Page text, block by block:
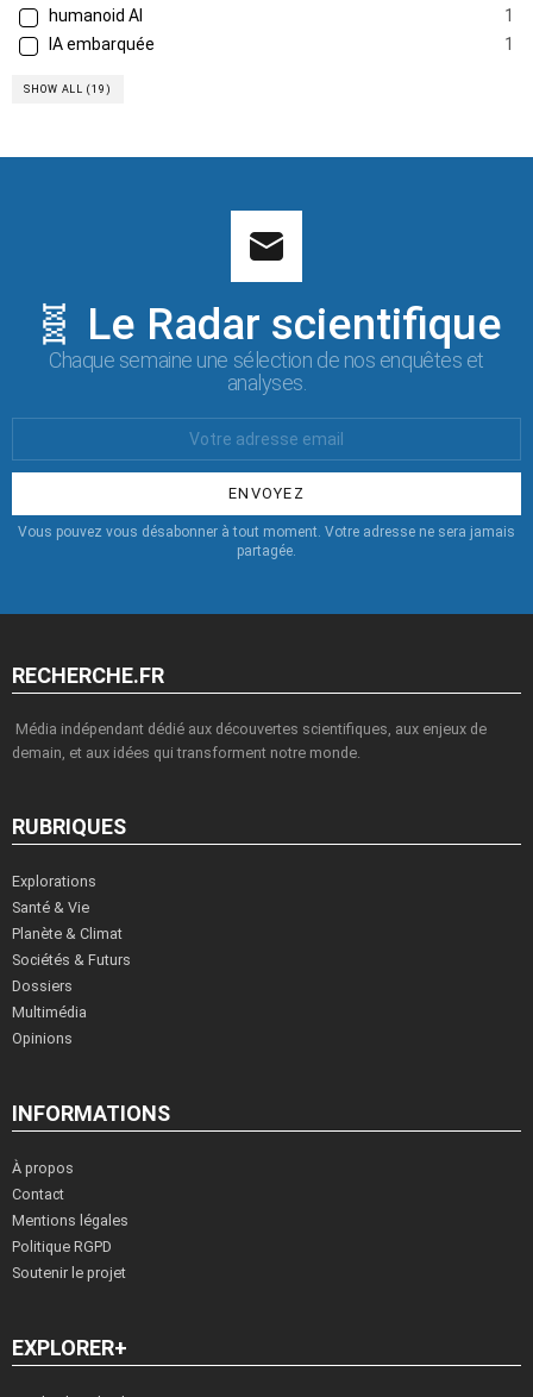
humanoid AI
1
IA embarquée
1
SHOW ALL (19)
🧬 Le Radar scientifique
Chaque semaine une sélection de nos enquêtes et
analyses.
:
Vous pouvez vous désabonner à tout moment. Votre adresse ne sera jamais
partagée.
RECHERCHE.FR
Média indépendant dédié aux découvertes scientifiques, aux enjeux de
demain, et aux idées qui transforment notre monde.
RUBRIQUES
Explorations
Santé & Vie
Planète & Climat
Sociétés & Futurs
Dossiers
Multimédia
Opinions
INFORMATIONS
À propos
Contact
Mentions légales
Politique RGPD
Soutenir le projet
EXPLORER+